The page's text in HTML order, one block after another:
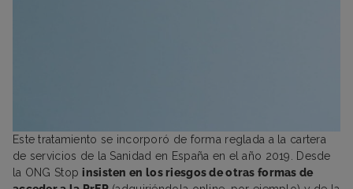
Este tratamiento se incorporó de forma reglada a la cartera
de servicios de la Sanidad en España en el año 2019. Desde
la ONG Stopinsisten en los riesgos de otras formas de